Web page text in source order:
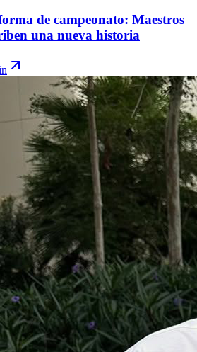
de campeonato: Maestros
una nueva historia